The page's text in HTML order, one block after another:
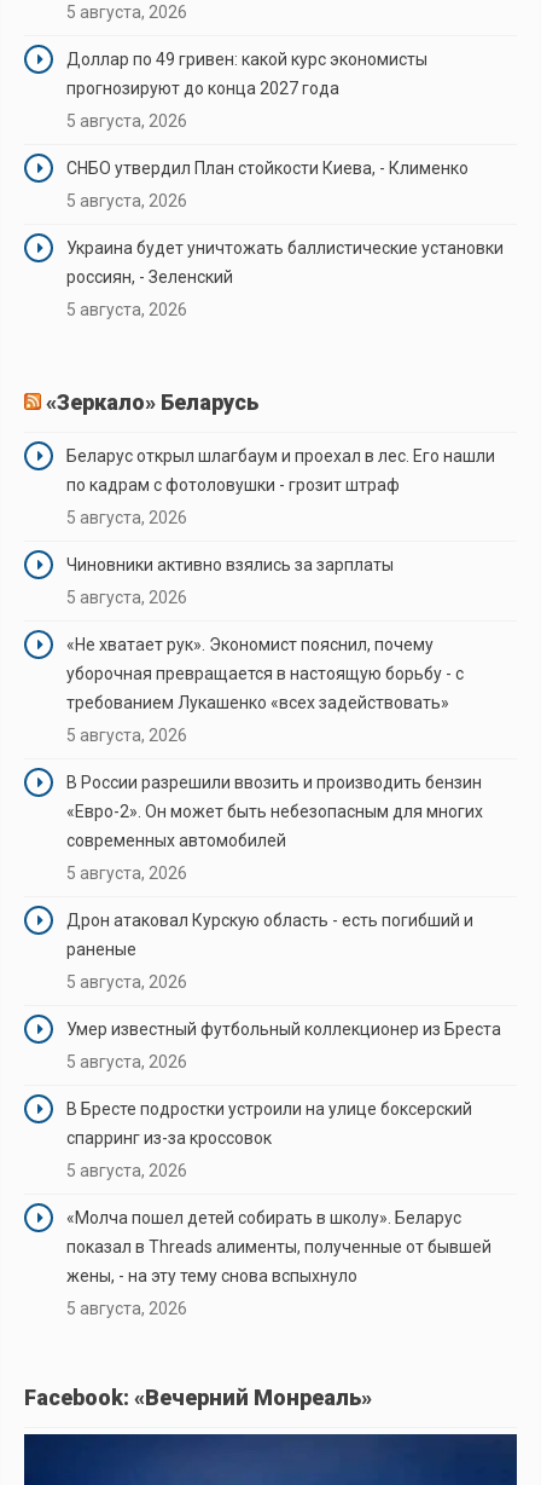
5 августа, 2026
Доллар по 49 гривен: какой курс экономисты
прогнозируют до конца 2027 года
5 августа, 2026
СНБО утвердил План стойкости Киева, - Клименко
5 августа, 2026
Украина будет уничтожать баллистические установки
россиян, - Зеленский
5 августа, 2026
«Зеркало» Беларусь
Беларус открыл шлагбаум и проехал в лес. Его нашли
по кадрам с фотоловушки - грозит штраф
5 августа, 2026
Чиновники активно взялись за зарплаты
5 августа, 2026
«Не хватает рук». Экономист пояснил, почему
уборочная превращается в настоящую борьбу - с
требованием Лукашенко «всех задействовать»
5 августа, 2026
В России разрешили ввозить и производить бензин
«Евро-2». Он может быть небезопасным для многих
современных автомобилей
5 августа, 2026
Дрон атаковал Курскую область - есть погибший и
раненые
5 августа, 2026
Умер известный футбольный коллекционер из Бреста
5 августа, 2026
В Бресте подростки устроили на улице боксерский
спарринг из-за кроссовок
5 августа, 2026
«Молча пошел детей собирать в школу». Беларус
показал в Threads алименты, полученные от бывшей
жены, - на эту тему снова вспыхнуло
5 августа, 2026
Facebook: «Вечерний Монреаль»